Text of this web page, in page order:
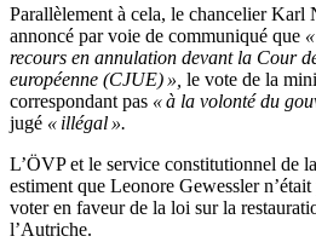
Parallèlement à cela, le chancelier Karl
annoncé par voie de communiqué que
recours en annulation devant la Cour
européenne (CJUE) », le vote de la
correspondant pas « à la volonté du
jugé « illégal ».
L’ÖVP et le service constitutionnel de
estiment que Leonore Gewessler
voter en faveur de la loi sur la
l’Autriche.